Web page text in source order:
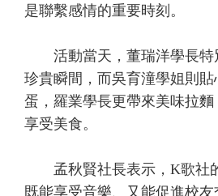
是聯繫感情的重要時刻。
活動當天，董瑞洋學長特
珍貴瞬間，而吳育潼學姐則
蛋，羅業學長更帶來美味拉
享受美食。
孟秋賢社長表示，K歌社
既能享受音樂、又能促進校